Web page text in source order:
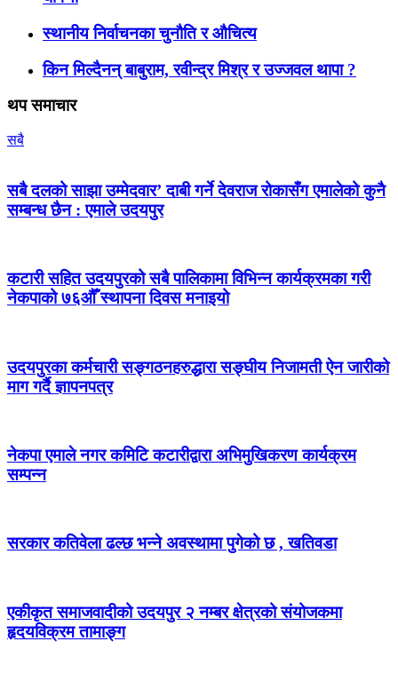
स्थानीय निर्वाचनका चुनौति र औचित्य
किन मिल्दैनन् बाबुराम, रवीन्द्र मिश्र र उज्जवल थापा ?
थप समाचार
सबै
सबै दलको साझा उम्मेदवार’ दाबी गर्ने देवराज रोकासँग एमालेको कुनै
सम्बन्ध छैन : एमाले उदयपुर
कटारी सहित उदयपुरको सबै पालिकामा विभिन्न कार्यक्रमका गरी
नेकपाको ७६औँ स्थापना दिवस मनाइयो
उदयपुरका कर्मचारी सङ्गठनहरुद्धारा सङ्घीय निजामती ऐन जारीको
माग गर्दै ज्ञापनपत्र
नेकपा एमाले नगर कमिटि कटारीद्वारा अभिमुखिकरण कार्यक्रम
सम्पन्न
सरकार कतिवेला ढल्छ भन्ने अवस्थामा पुगेको छ , खतिवडा
एकीकृत समाजवादीको उदयपुर २ नम्बर क्षेत्रको संयोजकमा
हृदयविक्रम तामाङ्ग